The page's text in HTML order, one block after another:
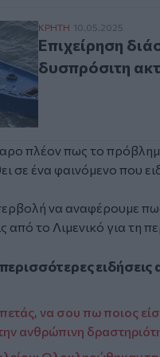
Επιχείρηση
ΚΡΗΤΗ 10.05.2025
Επιχείρηση
δυσπρόσιτη
πλέον πως το
σε ένα φαινόμενο που
να αναφέρουμε
από το Λιμενικό για
ειδήσεις
να σου πω ποιος
ανθρώπινη